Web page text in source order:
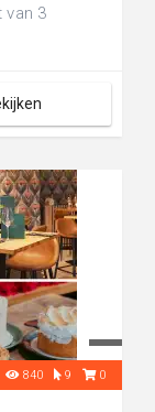
van 3
840 9 0